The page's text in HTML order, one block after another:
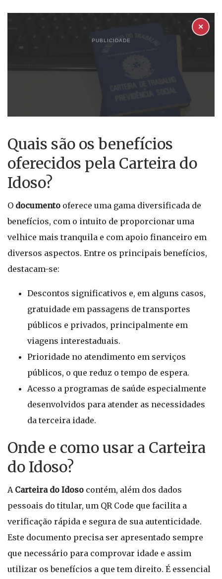
PUBLICIDADE
✕
Quais são os benefícios
oferecidos pela Carteira do
Idoso?
O documento oferece uma gama diversificada de
benefícios, com o intuito de proporcionar uma
velhice mais tranquila e com apoio financeiro em
diversos aspectos. Entre os principais benefícios,
destacam-se:
Descontos significativos e, em alguns casos,
gratuidade em passagens de transportes
públicos e privados, principalmente em
viagens interestaduais.
Prioridade no atendimento em serviços
públicos, o que reduz o tempo de espera.
Acesso a programas de saúde especialmente
desenvolvidos para atender as necessidades
da terceira idade.
Onde e como usar a Carteira
do Idoso?
A Carteira do Idoso contém, além dos dados
pessoais do titular, um QR Code que facilita a
verificação rápida e segura de sua autenticidade.
Este documento precisa ser apresentado sempre
que necessário para comprovar idade e assim
utilizar os benefícios a que tem direito. É essencial